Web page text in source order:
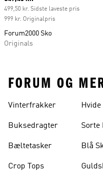
499,50 kr. Sidste laveste pris
999 kr. Originalpris
Forum2000 Sko
Originals
FORUM OG
Vinterfrakker
Buksedragter
Bæltetasker
Crop Tops
Sorte
Blå